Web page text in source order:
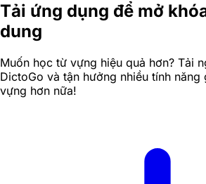
Tải ứng dụng để mở
dung
Muốn học từ vựng hiệu quả hơn? Tải
DictoGo và tận hưởng nhiều tính
vựng hơn nữa!